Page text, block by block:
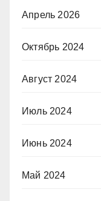
Апрель 2026
Октябрь 2024
Август 2024
Июль 2024
Июнь 2024
Май 2024